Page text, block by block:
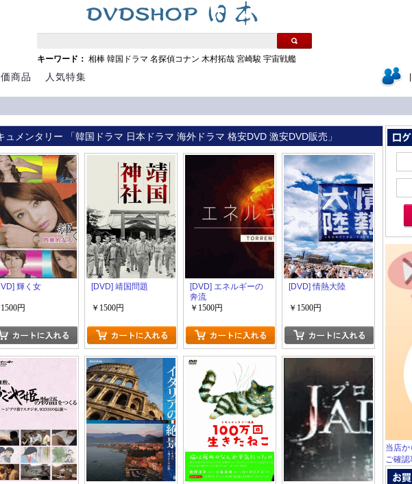
キーワード： 相棒 韓国ドラマ 名探偵コナン 木村拓哉 宮崎駿 宇宙戦艦
商品 人気特集
ュメンタリー 「韓国ドラマ 日本ドラマ 海外ドラマ 格安DVD 激安DVD販売」
輝く女
1500円
[DVD] 靖国問題
￥1500円
[DVD] エネルギーの
奔流
￥1500円
[DVD] 情熱大陸
￥1500円
当店
ご確認